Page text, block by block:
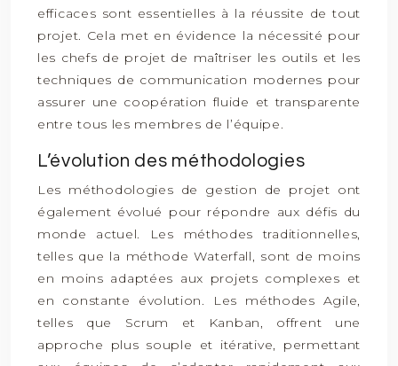
efficaces sont essentielles à la réussite de tout
projet. Cela met en évidence la nécessité pour
les chefs de projet de maîtriser les outils et les
techniques de communication modernes pour
assurer une coopération fluide et transparente
entre tous les membres de l’équipe.
L’évolution des méthodologies
Les méthodologies de gestion de projet ont
également évolué pour répondre aux défis du
monde actuel. Les méthodes traditionnelles,
telles que la méthode Waterfall, sont de moins
en moins adaptées aux projets complexes et
en constante évolution. Les méthodes Agile,
telles que Scrum et Kanban, offrent une
approche plus souple et itérative, permettant